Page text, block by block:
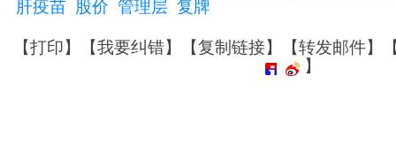
肝疫苗 股价 管理层 复牌
【打印】【我要纠错】【复制链接】【转发邮件】
】